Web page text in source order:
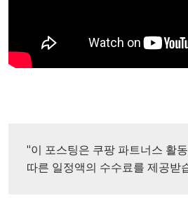
"이 포스팅은 쿠팡 파트너스 활
따른 일정액의 수수료를 제공받